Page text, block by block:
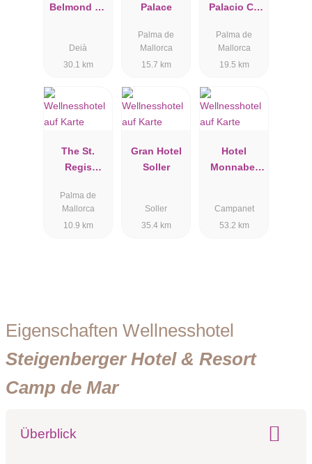
Belmond La
Deià
30.1 km
Palace
Palma de
Mallorca
15.7 km
Palacio Ca
Palma de
Mallorca
19.5 km
The St.
Regis
Mallorca
Resort
Palma de
Mallorca
10.9 km
Gran Hotel
Soller
Soller
35.4 km
Hotel
Monnaber
Campanet
53.2 km
Eigenschaften Wellnesshotel
Steigenberger Hotel & Resort
Camp de Mar
Überblick